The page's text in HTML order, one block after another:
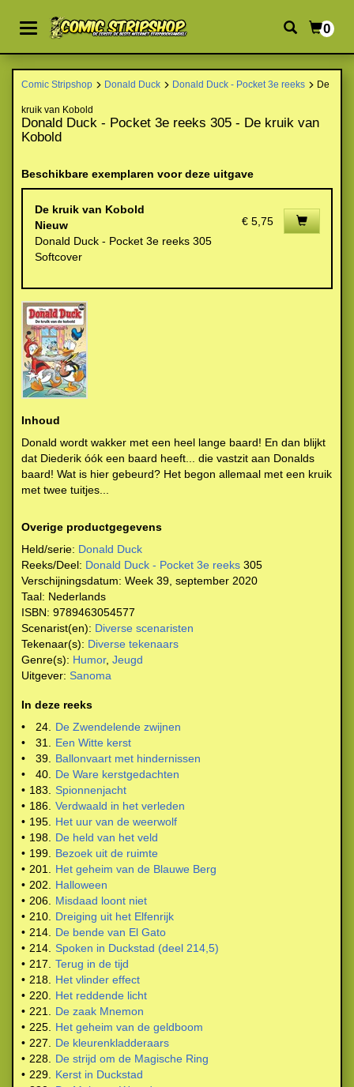
0
Comic Stripshop Donald Duck Donald Duck - Pocket 3e reeks De
kruik van Kobold
Donald Duck - Pocket 3e reeks 305 - De kruik van
Kobold
Beschikbare exemplaren voor deze uitgave
De kruik van Kobold
Nieuw
Donald Duck - Pocket 3e reeks 305
Softcover
€ 5,75
Inhoud
Donald wordt wakker met een heel lange baard! En dan blijkt
dat Diederik óók een baard heeft... die vastzit aan Donalds
baard! Wat is hier gebeurd? Het begon allemaal met een kruik
met twee tuitjes...
Overige productgegevens
Held/serie: Donald Duck
Reeks/Deel: Donald Duck - Pocket 3e reeks 305
Verschijningsdatum: Week 39, september 2020
Taal: Nederlands
ISBN: 9789463054577
Scenarist(en): Diverse scenaristen
Tekenaar(s): Diverse tekenaars
Genre(s): Humor, Jeugd
Uitgever: Sanoma
In deze reeks
•
24.
De Zwendelende zwijnen
•
31.
Een Witte kerst
•
39.
Ballonvaart met hindernissen
•
40.
De Ware kerstgedachten
• 183.
Spionnenjacht
• 186. Verdwaald in het verleden
• 195.
Het uur van de weerwolf
• 198.
De held van het veld
• 199.
Bezoek uit de ruimte
• 201.
Het geheim van de Blauwe Berg
• 202.
Halloween
• 206.
Misdaad loont niet
• 210.
Dreiging uit het Elfenrijk
• 214.
De bende van El Gato
• 214.
Spoken in Duckstad (deel 214,5)
• 217.
Terug in de tijd
• 218.
Het vlinder effect
• 220.
Het reddende licht
• 221.
De zaak Mnemon
• 225.
Het geheim van de geldboom
• 227.
De kleurenkladderaars
• 228.
De strijd om de Magische Ring
• 229.
Kerst in Duckstad